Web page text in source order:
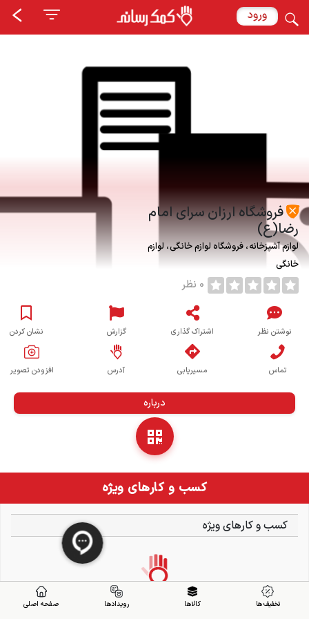
ورود
فروشگاه ارزان سراي امام
رضا(ع)
لوازم آشپزخانه فروشگاه لوازم خانگی لوازم
خانگی
0 نظر
نوشتن نظر اشتراک گذاری گزارش نشان کردن
تماس مسیریابی آدرس افزودن تصویر
درباره
کسب و کارهای ویژه
کسب و کارهای ویژه
تخفیف ها کالاها رویدادها صفحه اصلی